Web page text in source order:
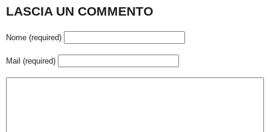
LASCIA UN COMMENTO
Nome (required)
Mail (required)